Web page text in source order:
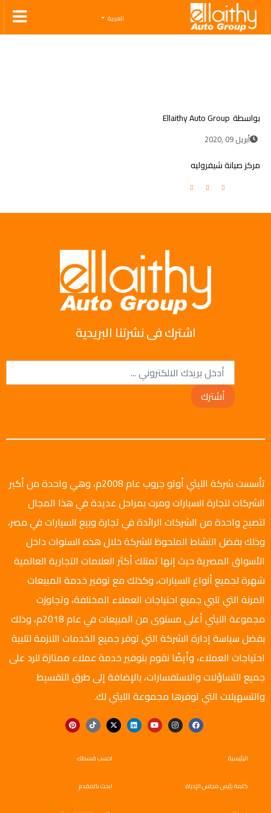
Ellaithy Auto Group
العربية
بواسطة Ellaithy Auto Group
أبريل 09 ,2020
مركز صيانة شيفروليه
اشترك فى نشرتنا البريدية
أشترك
تأسست شركة الليثي أوتو جروب عام 2008م، وهي واحدة من أكبر
الشركات لتجارة السيارات ومرت بمراحل عديدة في هذا المجال
لتصبح واحدة من الشركات الرائدة في تجارة وبيع السيارات في مصر،
وذلك بفضل النشاط الملحوظ للشركة خلال هذه السنوات داخل
الأسواق المصرية حيث إنها تمتلك أكثر العلامات التجارية العالمية
شهرة لجميع أنواع السيارات، وكذلك مع توفير خدمة المبيعات
المرنة التي تلبي جميع احتياجات العملاء المختلفة، وتجاوزت
مجموعة الليثي أعلى مستوى من المبيعات في عام 2018م، وذلك
بفضل سياسة إدارة الشركة التي توفر جميع الخدمات اللازمة لتلبية
احتياجات العملاء، وأيضًا نقوم بتوفير خدمة عملاء ممتازة للرد على
جميع التساؤلات والاستفسارات، بالإضافة إلى طرق التقسيط
والتسهيلات التي توفرها مجموعة الليثي لك.
الرئيسية
كلمة رئيس مجلس الإدراة
احسب قسطك
ابحث بالمقدم